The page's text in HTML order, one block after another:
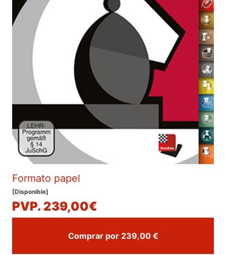
Formato papel
[Disponible]
PVP. 239,00€
Comprar por 239,00 €